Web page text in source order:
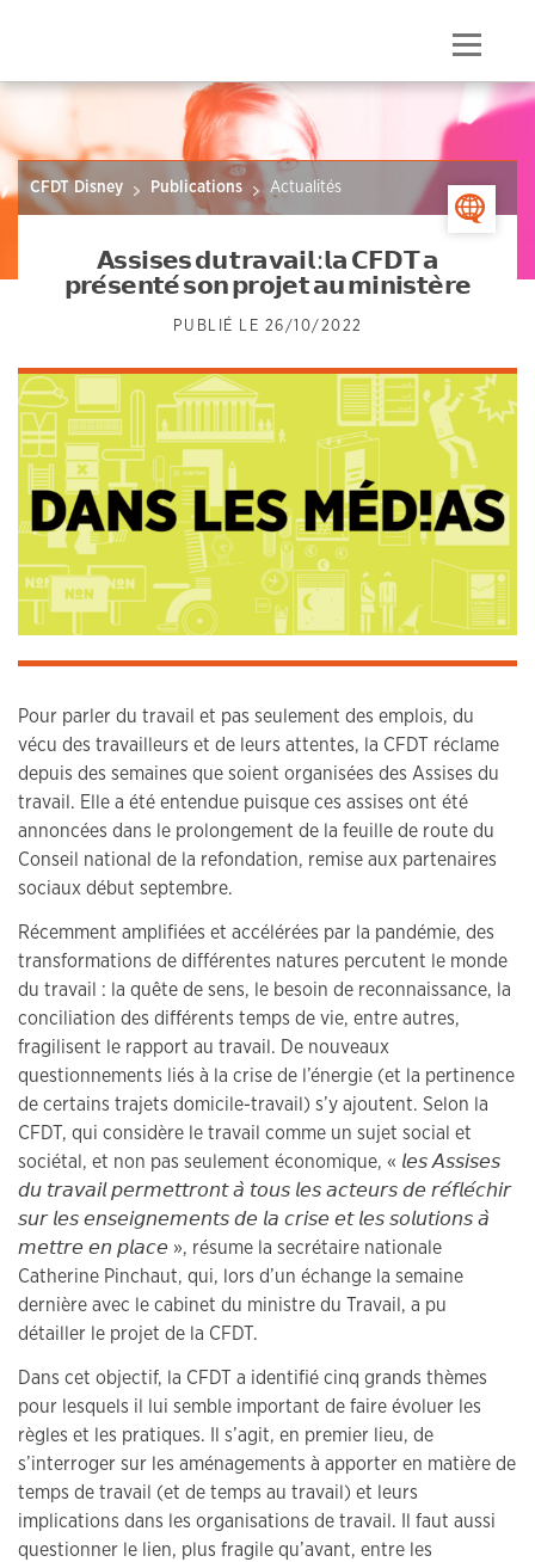
Menu
CFDT Disney Publications Actualités
𝗔𝘀𝘀𝗶𝘀𝗲𝘀 𝗱𝘂 𝘁𝗿𝗮𝘃𝗮𝗶𝗹 : 𝗹𝗮 𝗖𝗙𝗗𝗧 𝗮
𝗽𝗿𝗲́𝘀𝗲𝗻𝘁𝗲́ 𝘀𝗼𝗻 𝗽𝗿𝗼𝗷𝗲𝘁 𝗮𝘂 𝗺𝗶𝗻𝗶𝘀𝘁𝗲̀𝗿𝗲
PUBLIÉ LE 26/10/2022
Pour parler du travail et pas seulement des emplois, du
vécu des travailleurs et de leurs attentes, la CFDT réclame
depuis des semaines que soient organisées des Assises du
travail. Elle a été entendue puisque ces assises ont été
annoncées dans le prolongement de la feuille de route du
Conseil national de la refondation, remise aux partenaires
sociaux début septembre.
Récemment amplifiées et accélérées par la pandémie, des
transformations de différentes natures percutent le monde
du travail : la quête de sens, le besoin de reconnaissance, la
conciliation des différents temps de vie, entre autres,
fragilisent le rapport au travail. De nouveaux
questionnements liés à la crise de l’énergie (et la pertinence
de certains trajets domicile-travail) s’y ajoutent. Selon la
CFDT, qui considère le travail comme un sujet social et
sociétal, et non pas seulement économique, « 𝘭𝘦𝘴 𝘈𝘴𝘴𝘪𝘴𝘦𝘴
𝘥𝘶 𝘵𝘳𝘢𝘷𝘢𝘪𝘭 𝘱𝘦𝘳𝘮𝘦𝘵𝘵𝘳𝘰𝘯𝘵 𝘢̀ 𝘵𝘰𝘶𝘴 𝘭𝘦𝘴 𝘢𝘤𝘵𝘦𝘶𝘳𝘴 𝘥𝘦 𝘳𝘦́𝘧𝘭𝘦́𝘤𝘩𝘪𝘳
𝘴𝘶𝘳 𝘭𝘦𝘴 𝘦𝘯𝘴𝘦𝘪𝘨𝘯𝘦𝘮𝘦𝘯𝘵𝘴 𝘥𝘦 𝘭𝘢 𝘤𝘳𝘪𝘴𝘦 𝘦𝘵 𝘭𝘦𝘴 𝘴𝘰𝘭𝘶𝘵𝘪𝘰𝘯𝘴 𝘢̀
𝘮𝘦𝘵𝘵𝘳𝘦 𝘦𝘯 𝘱𝘭𝘢𝘤𝘦 », résume la secrétaire nationale
Catherine Pinchaut, qui, lors d’un échange la semaine
dernière avec le cabinet du ministre du Travail, a pu
détailler le projet de la CFDT.
Dans cet objectif, la CFDT a identifié cinq grands thèmes
pour lesquels il lui semble important de faire évoluer les
règles et les pratiques. Il s’agit, en premier lieu, de
s’interroger sur les aménagements à apporter en matière de
temps de travail (et de temps au travail) et leurs
implications dans les organisations de travail. Il faut aussi
questionner le lien, plus fragile qu’avant, entre les